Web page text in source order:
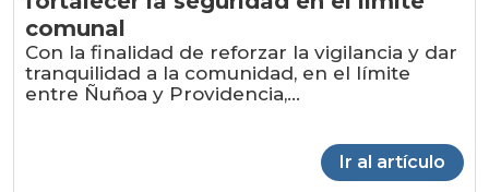
comunal
Con la finalidad de reforzar la vigilancia y dar
tranquilidad a la comunidad, en el límite
entre Ñuñoa y Providencia,...
Ir al artículo